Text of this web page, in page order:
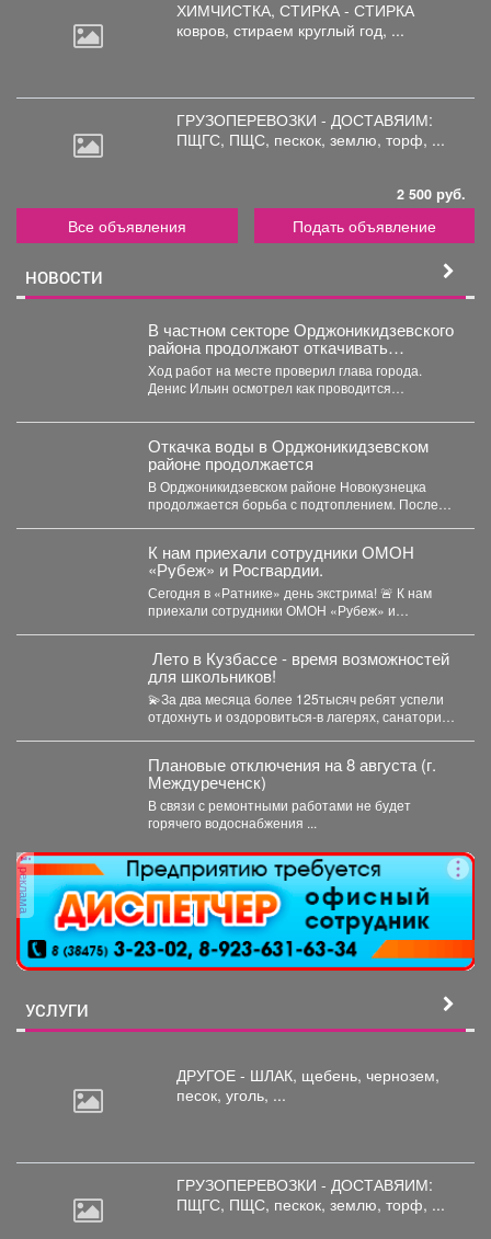
ХИМЧИСТКА, СТИРКА - СТИРКА
ковров, стираем круглый год, ...
ГРУЗОПЕРЕВОЗКИ - ДОСТАВЯИМ:
ПЩГС, ПЩС, пескок, землю, торф, ...
2 500 руб.
Все объявления Подать объявление
НОВОСТИ
В частном секторе Орджоникидзевского
района продолжают откачивать
грунтовые воды.
Ход работ на месте проверил глава города.
Денис Ильин осмотрел как проводится
Откачка воды в Орджоникидзевском
районе продолжается
В Орджоникидзевском районе Новокузнецка
продолжается борьба с подтоплением. После
К нам приехали сотрудники ОМОН
«Рубеж» и Росгвардии.
Сегодня в «Ратнике» день экстрима! 🚨 К нам
приехали сотрудники ОМОН «Рубеж» и
️ Лето в Кузбассе - время возможностей
для школьников!
💫За два месяца более 125тысяч ребят успели
отдохнуть и оздоровиться-в лагерях, санаториях
Плановые отключения на 8 августа (г.
Междуреченск)
В связи с ремонтными работами не будет
горячего водоснабжения ...
реклама
УСЛУГИ
ДРУГОЕ - ШЛАК, щебень, чернозем,
песок, уголь, ...
ГРУЗОПЕРЕВОЗКИ - ДОСТАВЯИМ:
ПЩГС, ПЩС, пескок, землю, торф, ...